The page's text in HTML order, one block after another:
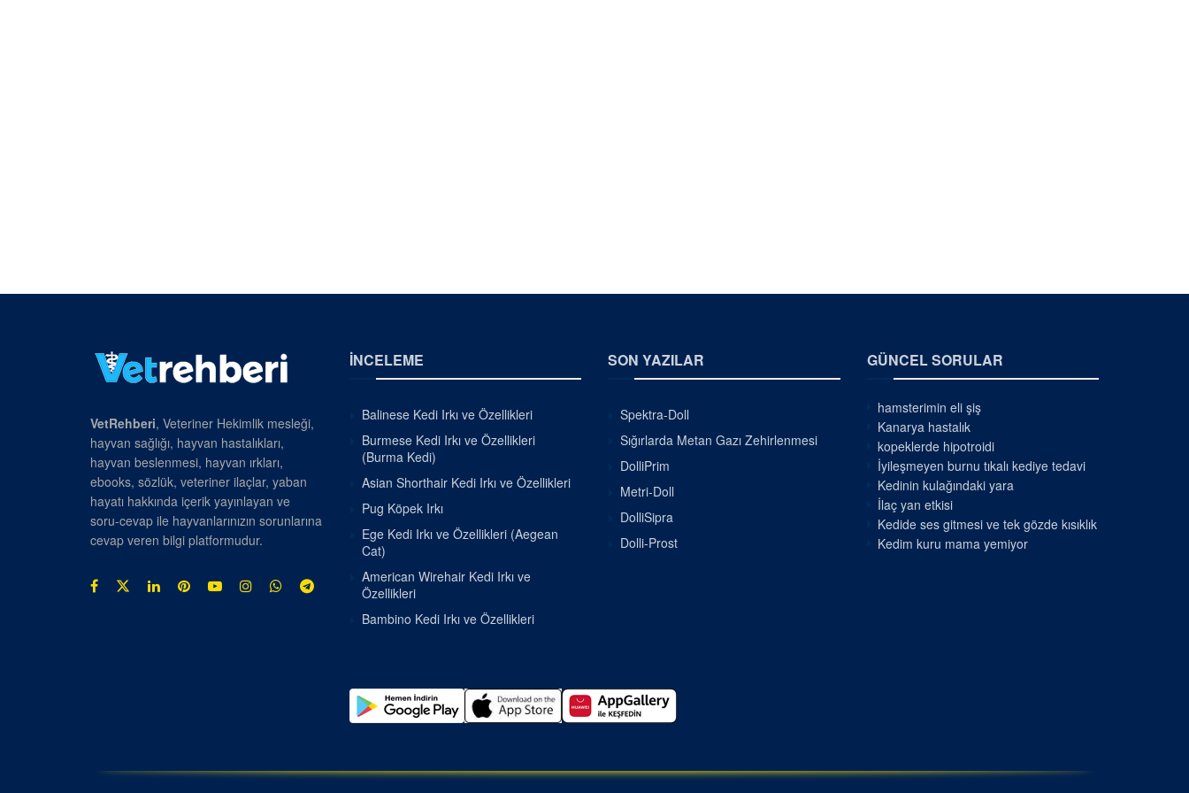
VetRehberi, Veteriner Hekimlik mesleği,
hayvan sağlığı, hayvan hastalıkları,
hayvan beslenmesi, hayvan ırkları,
ebooks, sözlük, veteriner ilaçlar, yaban
hayatı hakkında içerik yayınlayan ve
soru-cevap ile hayvanlarınızın sorunlarına
cevap veren bilgi platformudur.
İNCELEME
Balinese Kedi Irkı ve Özellikleri
Burmese Kedi Irkı ve Özellikleri
(Burma Kedi)
Asian Shorthair Kedi Irkı ve Özellikleri
Pug Köpek Irkı
Ege Kedi Irkı ve Özellikleri (Aegean
Cat)
American Wirehair Kedi Irkı ve
Özellikleri
Bambino Kedi Irkı ve Özellikleri
SON YAZILAR
Spektra-Doll
Sığırlarda Metan Gazı Zehirlenmesi
DolliPrim
Metri-Doll
DolliSipra
Dolli-Prost
GÜNCEL SORULAR
hamsterimin eli şiş
Kanarya hastalık
kopeklerde hipotroidi
İyileşmeyen burnu tıkalı kediye tedavi
Kedinin kulağındaki yara
İlaç yan etkisi
Kedide ses gitmesi ve tek gözde kısıklık
Kedim kuru mama yemiyor